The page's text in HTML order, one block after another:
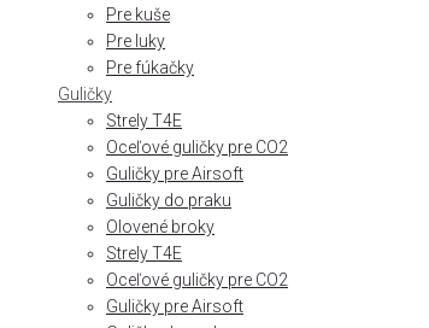
Pre kuše
Pre luky
Pre fúkačky
Guličky
Strely T4E
Oceľové guličky pre CO2
Guličky pre Airsoft
Guličky do praku
Olovené broky
Strely T4E
Oceľové guličky pre CO2
Guličky pre Airsoft